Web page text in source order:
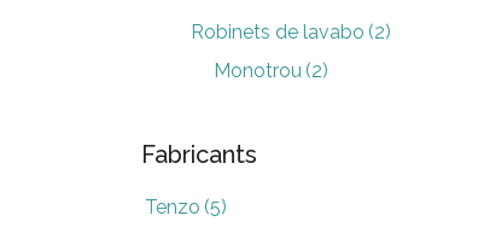
Robinets de lavabo (2)
Monotrou (2)
Fabricants
Tenzo (5)